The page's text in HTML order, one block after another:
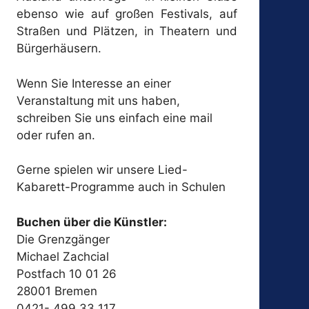
ebenso wie auf großen Festivals, auf
Straßen und Plätzen, in Theatern und
Bürgerhäusern.
Wenn Sie Interesse an einer
Veranstaltung mit uns haben,
schreiben Sie uns einfach eine mail
oder rufen an.
Gerne spielen wir unsere Lied-
Kabarett-Programme auch in Schulen
Buchen über die Künstler:
Die Grenzgänger
Michael Zachcial
Postfach 10 01 26
28001 Bremen